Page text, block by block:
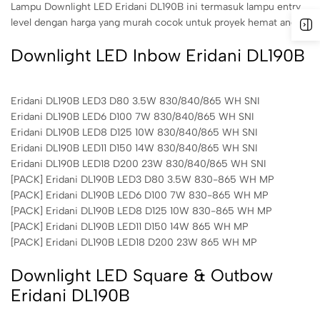
Lampu Downlight LED Eridani DL190B ini termasuk lampu entry
level dengan harga yang murah cocok untuk proyek hemat anda.
Downlight LED Inbow Eridani DL190B
Eridani DL190B LED3 D80 3.5W 830/840/865 WH SNI
Eridani DL190B LED6 D100 7W 830/840/865 WH SNI
Eridani DL190B LED8 D125 10W 830/840/865 WH SNI
Eridani DL190B LED11 D150 14W 830/840/865 WH SNI
Eridani DL190B LED18 D200 23W 830/840/865 WH SNI
[PACK] Eridani DL190B LED3 D80 3.5W 830-865 WH MP
[PACK] Eridani DL190B LED6 D100 7W 830-865 WH MP
[PACK] Eridani DL190B LED8 D125 10W 830-865 WH MP
[PACK] Eridani DL190B LED11 D150 14W 865 WH MP
[PACK] Eridani DL190B LED18 D200 23W 865 WH MP
Downlight LED Square & Outbow
Eridani DL190B